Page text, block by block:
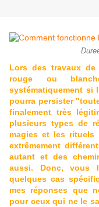
Lors des travaux
rouge ou
systématiquement si
pourra persister
finalement très
plusieurs types de
magies et les rituels
extrêmement
autant et des
aussi. Donc, vous
quelques cas
mes réponses que
pour ceux qui ne le